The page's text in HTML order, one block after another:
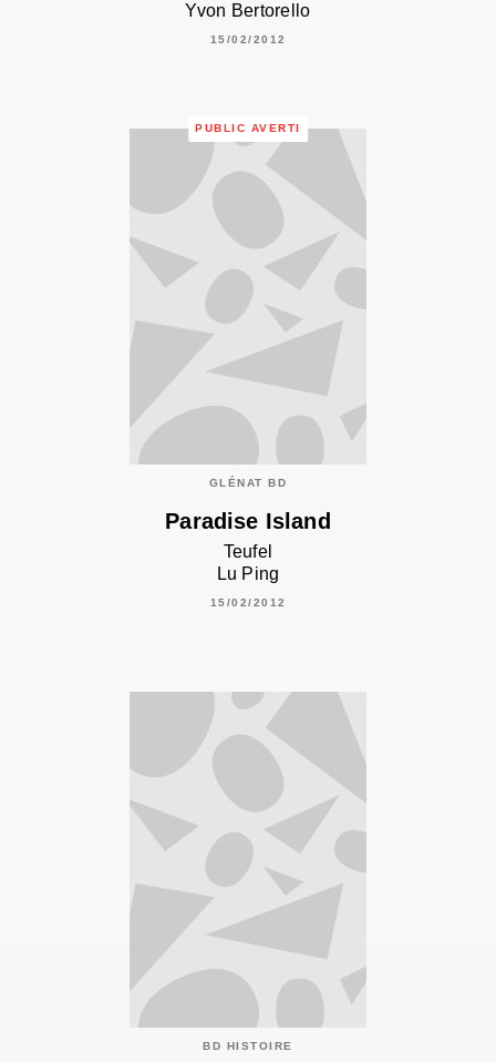
Yvon Bertorello
15/02/2012
PUBLIC AVERTI
GLÉNAT BD
Paradise Island
Teufel
Lu Ping
15/02/2012
BD HISTOIRE